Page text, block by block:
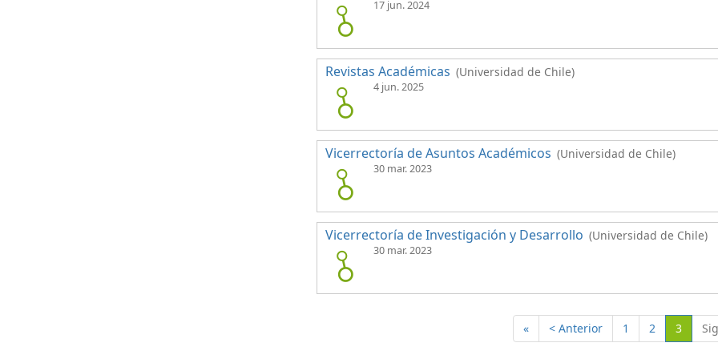
17 jun. 2024
Revistas Académicas (Universidad de Chile)
4 jun. 2025
Vicerrectoría de Asuntos Académicos (Universidad de Chile)
30 mar. 2023
Vicerrectoría de Investigación y Desarrollo (Universidad de Chile)
30 mar. 2023
« < Anterior 1 2 3